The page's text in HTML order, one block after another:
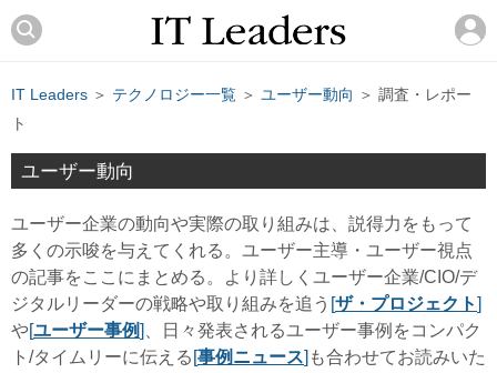
IT Leaders ＞ テクノロジー一覧 ＞ ユーザー動向 ＞ 調査・レポー
ト
ユーザー動向
ユーザー企業の動向や実際の取り組みは、説得力をもって
多くの示唆を与えてくれる。ユーザー主導・ユーザー視点
の記事をここにまとめる。より詳しくユーザー企業/CIO/デ
ジタルリーダーの戦略や取り組みを追う [ザ・プロジェクト]
や[ユーザー事例]
、日々発表されるユーザー事例をコンパク
ト/タイムリーに伝える [事例ニュース] も合わせてお読みいた